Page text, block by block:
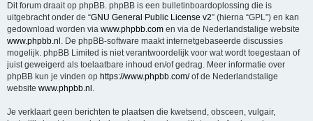
Dit forum draait op phpBB. phpBB is een bulletinboardoplossing die is
uitgebracht onder de “GNU General Public License v2” (hierna “GPL”) en kan
gedownload worden via www.phpbb.com en via de Nederlandstalige website
www.phpbb.nl . De phpBB-software maakt internetgebaseerde discussies
mogelijk. phpBB Limited is niet verantwoordelijk voor wat wordt toegestaan of
juist geweigerd als toelaatbare inhoud en/of gedrag. Meer informatie over
phpBB kun je vinden op https://www.phpbb.com/of de Nederlandstalige
website www.phpbb.nl .
Je verklaart geen berichten te plaatsen die kwetsend, obsceen, vulgair,